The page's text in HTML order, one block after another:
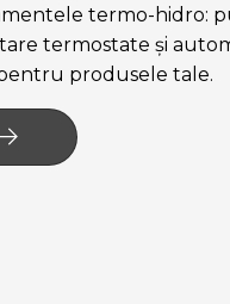
termo-hidro:
termostate și
produsele tale.